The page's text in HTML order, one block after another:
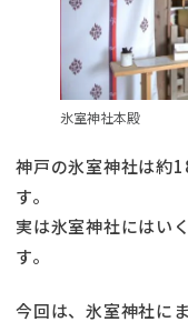
氷室神社本殿
神戸の氷室神社は約
す。
実は氷室神社にはい
す。
今回は、氷室神社に